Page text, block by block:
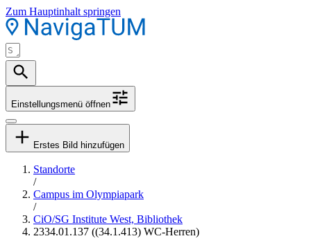
Zum Hauptinhalt springen
Einstellungsmenü öffnen
Erstes Bild hinzufügen
Standorte
/
Campus im Olympiapark
/
CiO/SG Institute West, Bibliothek
2334.01.137 ((34.1.413) WC-Herren)